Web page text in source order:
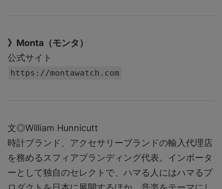
》Monta（モンタ）
公式サイト
https://montawatch.com
文◎William Hunnicutt
時計ブランド、アクセサリーブランドの輸入代理店
を務めるスフィアブランディング代表。インポータ
ーとして独自のセレクトで、ハマる人にはハマるプ